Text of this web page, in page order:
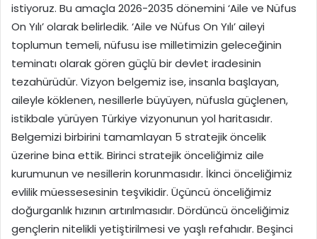
istiyoruz. Bu amaçla 2026-2035 dönemini ‘Aile ve Nüfus
On Yılı’ olarak belirledik. ‘Aile ve Nüfus On Yılı’ aileyi
toplumun temeli, nüfusu ise milletimizin geleceğinin
teminatı olarak gören güçlü bir devlet iradesinin
tezahürüdür. Vizyon belgemiz ise, insanla başlayan,
aileyle köklenen, nesillerle büyüyen, nüfusla güçlenen,
istikbale yürüyen Türkiye vizyonunun yol haritasıdır.
Belgemizi birbirini tamamlayan 5 stratejik öncelik
üzerine bina ettik. Birinci stratejik önceliğimiz aile
kurumunun ve nesillerin korunmasıdır. İkinci önceliğimiz
evlilik müessesesinin teşvikidir. Üçüncü önceliğimiz
doğurganlık hızının artırılmasıdır. Dördüncü önceliğimiz
gençlerin nitelikli yetiştirilmesi ve yaşlı refahıdır. Beşinci